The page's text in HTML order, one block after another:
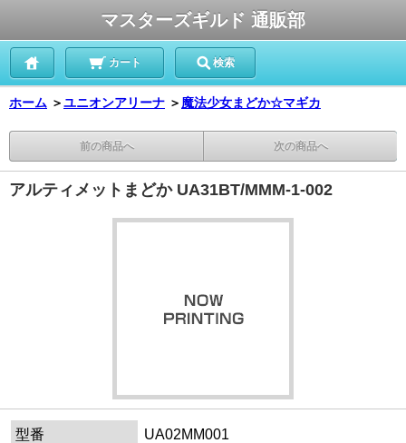
マスターズギルド 通販部
カート 検索
ホーム ＞ユニオンアリーナ ＞ 魔法少女まどか☆マギカ
前の商品へ 次の商品へ
アルティメットまどか UA31BT/MMM-1-002
型番
UA02MM001